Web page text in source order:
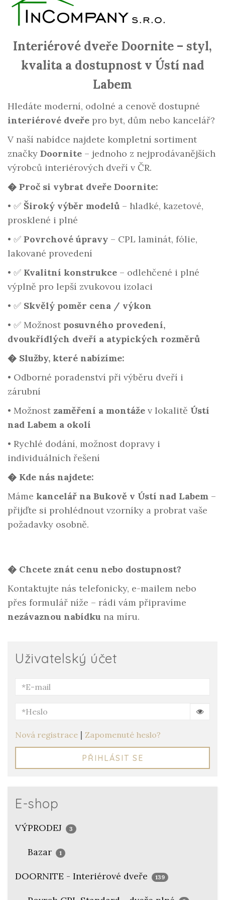
Uživatelský účet
Nová registrace | Zapomenuté heslo?
PŘIHLÁSIT SE
E-shop
VÝPRODEJ 3
Bazar 1
DOORNITE - Interiérové dveře 139
Interiérové dveře Doornite – styl,
kvalita a dostupnost v Ústí nad
Labem
Hledáte moderní, odolné a cenově dostupné
interiérové dveře pro byt, dům nebo kancelář?
V naší nabídce najdete kompletní sortiment
značky Doornite – jednoho z nejprodávanějších
výrobců interiérových dveří v ČR.
� Proč si vybrat dveře Doornite:
• ✅ Široký výběr modelů – hladké, kazetové,
prosklené i plné
• ✅ Povrchové úpravy – CPL laminát, fólie,
lakované provedení
• ✅ Kvalitní konstrukce – odlehčené i plné
výplně pro lepší zvukovou izolaci
• ✅ Skvělý poměr cena / výkon
• ✅ Možnost posuvného provedení,
dvoukřídlých dveří a atypických rozměrů
�️ Služby, které nabízíme:
• Odborné poradenství při výběru dveří i
zárubní
• Možnost zaměření a montáže v lokalitě Ústí
nad Labem a okolí
• Rychlé dodání, možnost dopravy i
individuálních řešení
� Kde nás najdete:
Máme kancelář na Bukově v Ústí nad Labem –
přijďte si prohlédnout vzorníky a probrat vaše
požadavky osobně.
� Chcete znát cenu nebo dostupnost?
Kontaktujte nás telefonicky, e-mailem nebo
přes formulář níže – rádi vám připravíme
nezávaznou nabídku na míru.